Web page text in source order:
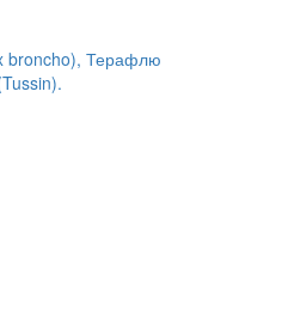
broncho), Терафлю